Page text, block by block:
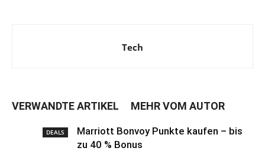
Tech
VERWANDTE ARTIKEL MEHR VOM AUTOR
DEALS
Marriott Bonvoy Punkte kaufen – bis
zu 40 % Bonus